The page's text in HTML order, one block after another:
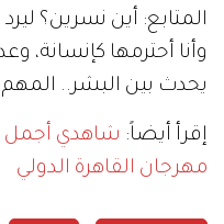
المتابع: أين نسرين؟
وأنا أحترمها كإنسانة،
يحدث بين البشر.. المهم
إقرأ أيضاً: شاهدي أجمل
مهرجان القاهرة الدولي